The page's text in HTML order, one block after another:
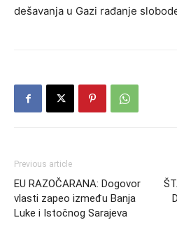
dešavanja u Gazi rađanje
Previous article
EU RAZOČARANA: Dogovor
vlasti zapeo između Banja
Luke i Istočnog Sarajeva